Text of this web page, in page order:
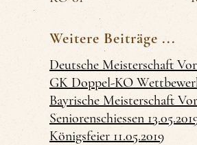
Weitere Beiträge ...
Deutsche Meisterschaft
GK Doppel-KO
Bayrische Meisterschaft
Seniorenschiessen
Königsfeier 11.05.2019